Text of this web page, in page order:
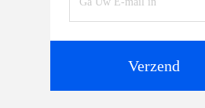
Verzend